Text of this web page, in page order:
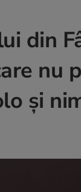
din
nu
și